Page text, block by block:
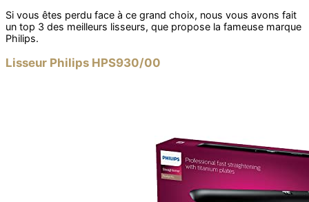
Si vous êtes perdu face à ce grand choix, nous vous avons fait
un top 3 des meilleurs lisseurs, que propose la fameuse marque
Philips.
Lisseur Philips HPS930/00